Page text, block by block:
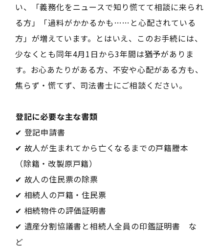
い、「義務化をニュースで知り慌てて相談に来られ
る方」「過料がかかるかも……と心配されている
方」が増えています。とはいえ、このお手続には、
少なくとも同年4月1日から3年間は猶予がありま
す。お心あたりがある方、不安や心配がある方も、
焦らず・慌てず、司法書士にご相談ください。
――登記に必要な主な書類――
✔ 登記申請書
✔ 故人が生まれてから亡くなるまでの戸籍謄本
（除籍・改製原戸籍）
✔ 故人の住民票の除票
✔ 相続人の戸籍・住民票
✔ 相続物件の評価証明書
✔ 遺産分割協議書と相続人全員の印鑑証明書 な
ど